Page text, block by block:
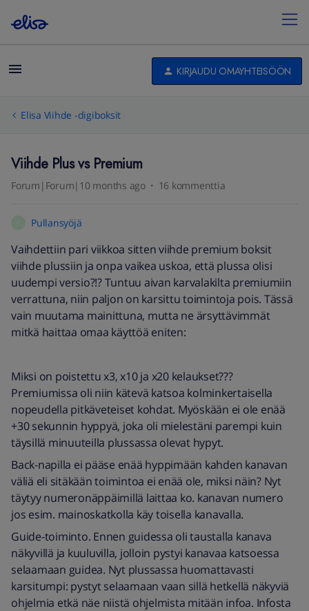
KIRJAUDU OMAYHTEISÖÖN
Elisa Viihde -digiboksit
Viihde Plus vs Premium
Forum|Forum|10 months ago 16 kommenttia
Pullansyöjä
Vaihdettiin pari viikkoa sitten viihde premium boksit
viihde plussiin ja onpa vaikea uskoa, että plussa olisi
uudempi versio?!? Tuntuu aivan karvalakilta premiumiin
verrattuna, niin paljon on karsittu toimintoja pois. Tässä
vain muutama mainittuna, mutta ne ärsyttävimmät
mitkä haittaa omaa käyttöä eniten:
Miksi on poistettu x3, x10 ja x20 kelaukset???
Premiumissa oli niin kätevä katsoa kolminkertaisella
nopeudella pitkäveteiset kohdat. Myöskään ei ole enää
+30 sekunnin hyppyä, joka oli mielestäni parempi kuin
täysillä minuuteilla plussassa olevat hypyt.
Back-napilla ei pääse enää hyppimään kahden kanavan
väliä eli sitäkään toimintoa ei enää ole, miksi näin? Nyt
täytyy numeronäppäimillä laittaa ko. kanavan numero
jos esim. mainoskatkolla käy toisella kanavalla.
Guide-toiminto. Ennen guidessa oli taustalla kanava
näkyvillä ja kuuluvilla, jolloin pystyi kanavaa katsoessa
selaamaan guidea. Nyt plussassa huomattavasti
karsitumpi: pystyt selaamaan vaan sillä hetkellä näkyviä
ohjelmia etkä näe niistä ohjelmista mitään infoa. Infosta